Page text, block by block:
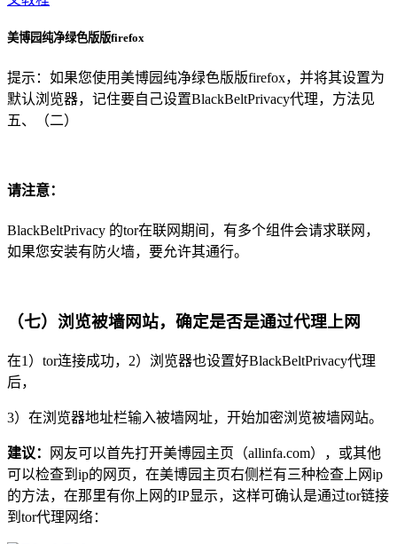
美博园纯净绿色版版firefox
提示：如果您使用美博园纯净绿色版版firefox，并将其设置为
默认浏览器，记住要自己设置BlackBeltPrivacy代理，方法见
五、（二）
请注意：
BlackBeltPrivacy 的tor在联网期间，有多个组件会请求联网，
如果您安装有防火墙，要允许其通行。
（七）浏览被墙网站，确定是否是通过代理上网
在1）tor连接成功，2）浏览器也设置好BlackBeltPrivacy代理
后，
3）在浏览器地址栏输入被墙网址，开始加密浏览被墙网站。
建议：
网友可以首先打开美博园主页（allinfa.com），或其他
可以检查到ip的网页，在美博园主页右侧栏有三种检查上网ip
的方法，在那里有你上网的IP显示，这样可确认是通过tor链接
到tor代理网络：